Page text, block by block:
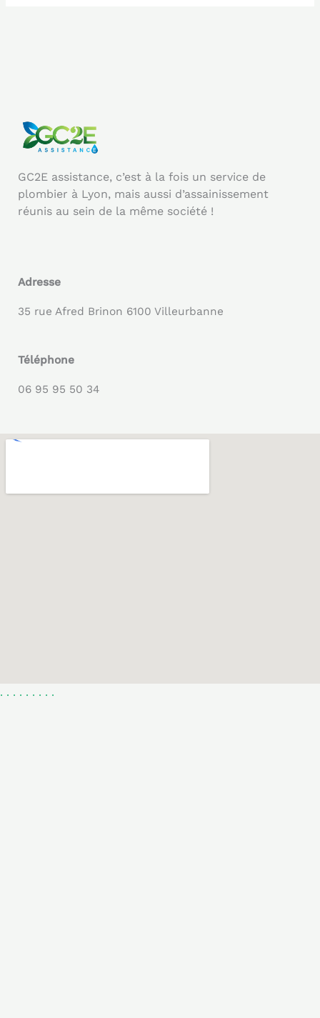
GC2E assistance, c’est à la fois un service de
plombier à Lyon, mais aussi d’assainissement
réunis au sein de la même société !
Adresse
35 rue Afred Brinon 6100 Villeurbanne
Téléphone
06 95 95 50 34
. . . . . . . . .